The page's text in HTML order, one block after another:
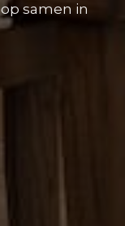
samen in